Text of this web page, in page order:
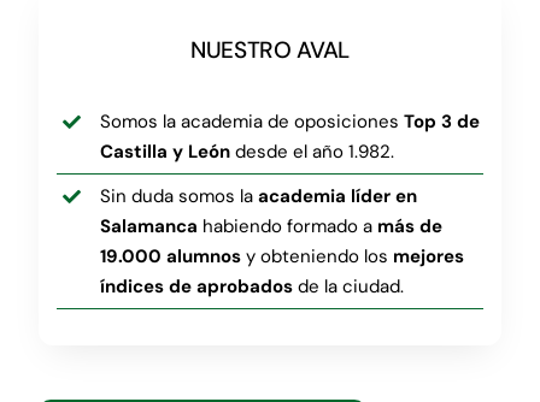
NUESTRO AVAL
Somos la academia de oposiciones Top 3 de
Castilla y León desde el año 1.982.
Sin duda somos la academia líder en
Salamanca habiendo formado a más de
19.000 alumnos y obteniendo los mejores
índices de aprobados de la ciudad.